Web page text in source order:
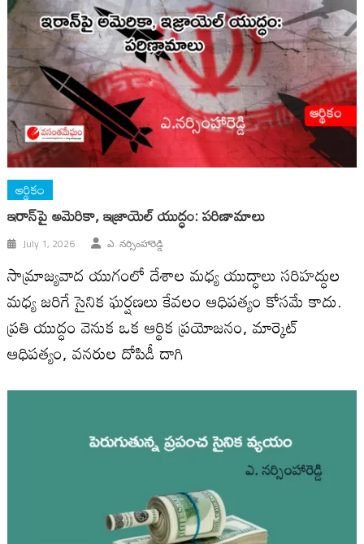
ఆర్థికం
ఇరాన్‌పై అమెరికా, ఇజ్రాయెల్ యుద్ధం: పరిణామాలు
July 1, 2026 ఎ. నర్సింహారెడ్డి
సామ్రాజ్యవాద యుగంలో దేశాల మ‌ధ్య యుద్ధాలు సరిహద్ధుల
మధ్య జరిగే సైనిక ఘర్షణలు కేవలం ఆధిప‌త్యం కోస‌మే కాదు.
ప్రతి యుద్ధం వెనుక ఒక ఆర్థిక ప్రయోజనం, మార్కెట్
ఆధిపత్యం, వనరుల దోపిడీ దాగి